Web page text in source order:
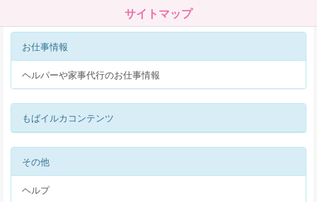
サイトマップ
お仕事情報
ヘルパーや家事代行のお仕事情報
もばイルカコンテンツ
その他
ヘルプ